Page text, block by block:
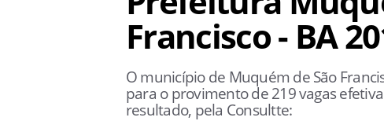
Francisco - BA
O município de Muquém de São
para o provimento de 219 vagas
resultado, pela Consultte: